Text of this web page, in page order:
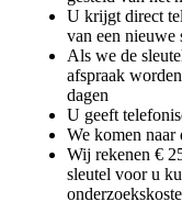
U krijgt direct
van een nieuwe
Als we de
afspraak
dagen
U geeft
We komen naar
Wij rekenen €
sleutel voor u